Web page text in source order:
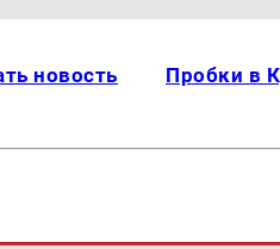
новость Пробки в